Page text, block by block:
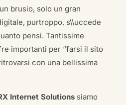
brusio, solo un gran
purtroppo, s\\uccede
pensi. Tantissime
importanti per “farsi il sito
con una bellissima
Internet Solutionssiamo